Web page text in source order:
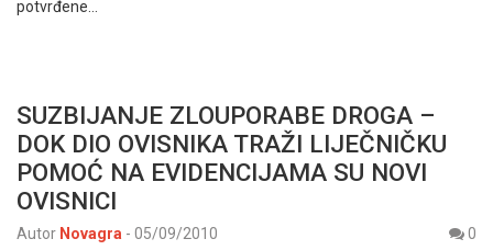
potvrđene…
SUZBIJANJE ZLOUPORABE DROGA –
DOK DIO OVISNIKA TRAŽI LIJEČNIČKU
POMOĆ NA EVIDENCIJAMA SU NOVI
OVISNICI
Autor Novagra - 05/09/2010
0